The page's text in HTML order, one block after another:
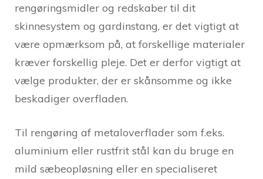
rengøringsmidler og redskaber til dit
skinnesystem og gardinstang, er det vigtigt at
være opmærksom på, at forskellige materialer
kræver forskellig pleje. Det er derfor vigtigt at
vælge produkter, der er skånsomme og ikke
beskadiger overfladen.
Til rengøring af metaloverflader som f.eks.
aluminium eller rustfrit stål kan du bruge en
mild sæbeopløsning eller en specialiseret